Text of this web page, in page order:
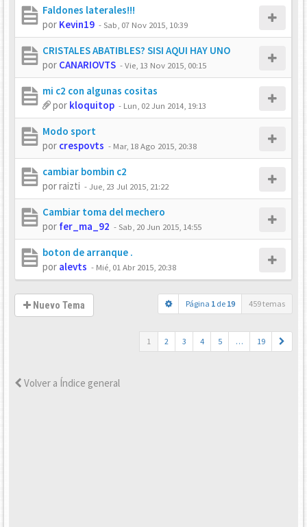
Faldones laterales!!!
por Kevin19 -Sab, 07 Nov 2015, 10:39
CRISTALES ABATIBLES? SISI AQUI HAY UNO
por CANARIOVTS -Vie, 13 Nov 2015, 00:15
mi c2 con algunas cositas
por kloquitop - Lun, 02 Jun 2014, 19:13
Modo sport
por crespovts - Mar, 18 Ago 2015, 20:38
cambiar bombin c2
porraizti -Jue, 23 Jul 2015, 21:22
Cambiar toma del mechero
por fer_ma_92 -Sab, 20 Jun 2015, 14:55
boton de arranque .
por alevts - Mié, 01 Abr 2015, 20:38
Nuevo Tema Página 1 de 19 459 temas
1 2 3 4 5 … 19
Volver a Índice general